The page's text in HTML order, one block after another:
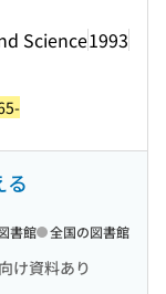
Science1993
る
け資料あり
書館 全国の図書館